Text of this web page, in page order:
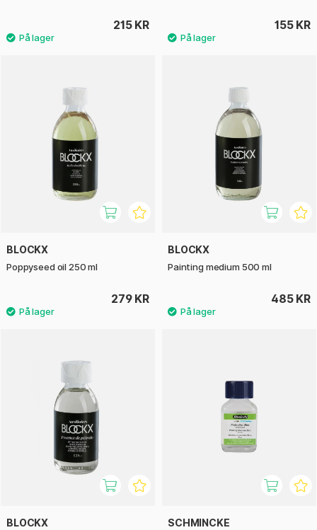
215 KR 155 KR
BLOCKX
Poppyseed oil 250 ml
279 KR
BLOCKX
Painting medium 500 ml
485 KR
BLOCKX SCHMINCKE